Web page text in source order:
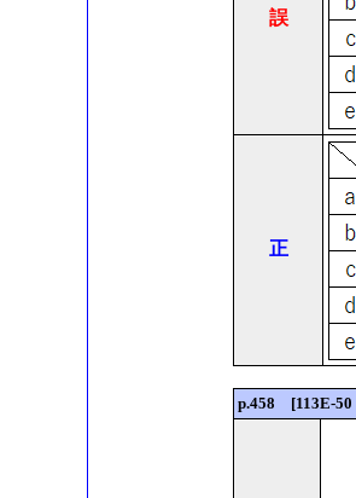
誤
正
p.458 [113E-